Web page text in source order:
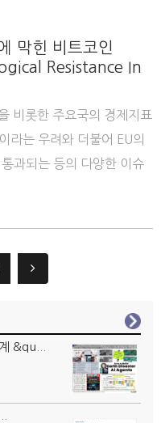
막힌 비트코인
Resistance In
비롯한 주요국의 경제지표
라는 우려와 더불어 EU의
과되는 등의 다양한 이슈
&qu...